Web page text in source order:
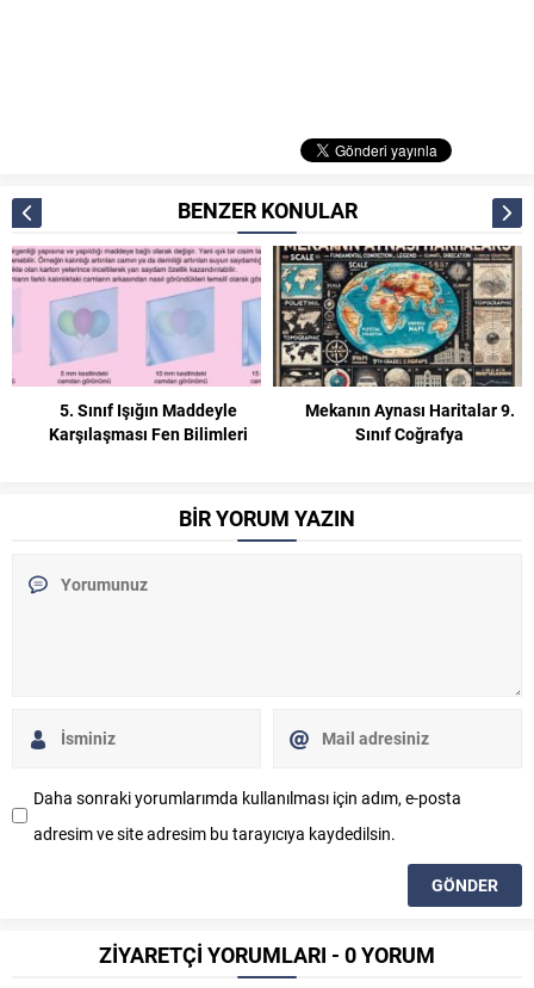
BENZER KONULAR
Mekanın Aynası Haritalar 9.
Sınıf Coğrafya
Tiyatro-Eleştiri-Otobiyografi
Özellikleri 9. Sınıf Edebiyat
BİR YORUM YAZIN
Daha sonraki yorumlarımda kullanılması için adım, e-posta
adresim ve site adresim bu tarayıcıya kaydedilsin.
ZİYARETÇİ YORUMLARI - 0 YORUM